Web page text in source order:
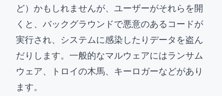
ど）かもしれませんが、ユーザーがそれらを開
くと、バックグラウンドで悪意のあるコードが
実行され、システムに感染したりデータを盗ん
だりします。一般的なマルウェアにはランサム
ウェア、トロイの木馬、キーロガーなどがあり
ます。